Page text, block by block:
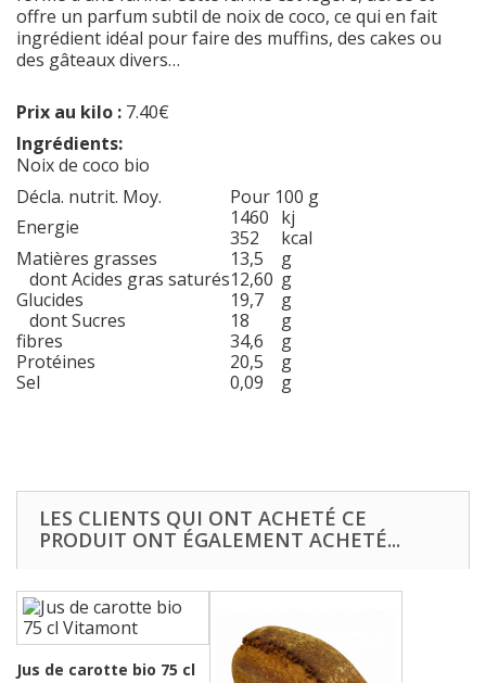
offre un parfum subtil de noix de coco, ce qui en fait
ingrédient idéal pour faire des muffins, des cakes ou
des gâteaux divers…
Prix au kilo : 7.40€
Ingrédients:
Noix de coco bio
Décla. nutrit. Moy.
Pour 100 g
Energie
1460 kj
352
kcal
Matières grasses
13,5
g
dont Acides gras saturés12,60 g
Glucides
19,7
g
dont Sucres
18
g
fibres
34,6
g
Protéines
20,5
g
Sel
0,09 g
LES CLIENTS QUI ONT ACHETÉ CE
PRODUIT ONT ÉGALEMENT ACHETÉ...
Jus de carotte bio 75 cl